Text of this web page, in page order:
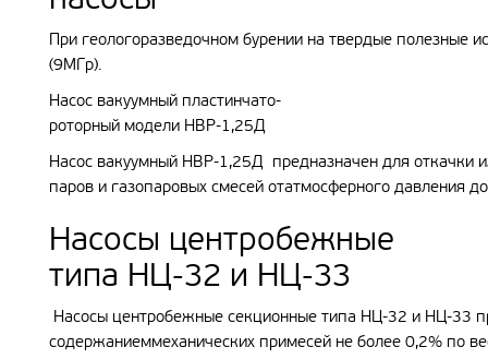
При геологоразведочном бурении на твердые
(9МГр).
Насос вакуумный пластинчато-
роторный модели НВР-1,25Д
Насос вакуумный НВР-1,25Д предназначен для откачки
паров и газопаровых смесей отатмосферного давления
Насосы центробежные
типа НЦ-32 и НЦ-33
Насосы центробежные секционные типа НЦ-32 и НЦ-33
содержаниеммеханических примесей не более 0,2% по